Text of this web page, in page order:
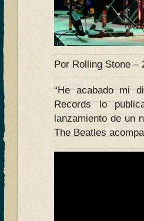
Por Rolling Stone –
“He acabado mi
Records lo
lanzamiento de un
The Beatles